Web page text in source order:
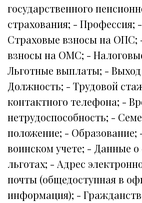
государственного
страхования; - Профессия;
Страховые взносы на ОПС;
взносы на ОМС; -
Льготные выплаты; -
Должность; - Трудовой
контактного телефона; -
нетрудоспособность; -
положение; - Образование;
воинском учете; - Данные
льготах; - Адрес
почты (общедоступная в
информация); -